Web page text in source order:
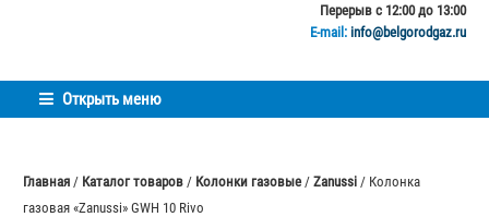
Перерыв с 12:00 до 13:00
E-mail: info@belgorodgaz.ru
Открыть меню
Главная/ Каталог товаров/ Колонки газовые/ Zanussi/ Колонка
газовая «Zanussi» GWH 10 Rivo